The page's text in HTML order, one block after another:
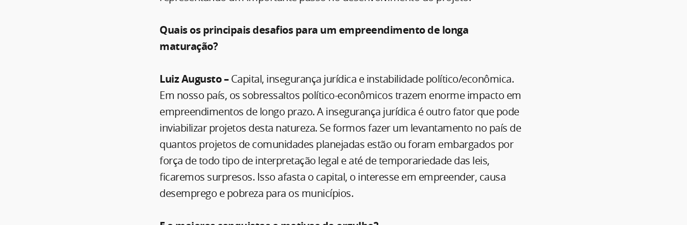
Quais os principais desafios para um empreendimento de longa
maturação?
Luiz Augusto –Capital, insegurança jurídica e instabilidade político/econômica.
Em nosso país, os sobressaltos político-econômicos trazem enorme impacto em
empreendimentos de longo prazo. A insegurança jurídica é outro fator que pode
inviabilizar projetos desta natureza. Se formos fazer um levantamento no país de
quantos projetos de comunidades planejadas estão ou foram embargados por
força de todo tipo de interpretação legal e até de temporariedade das leis,
ficaremos surpresos. Isso afasta o capital, o interesse em empreender, causa
desemprego e pobreza para os municípios.